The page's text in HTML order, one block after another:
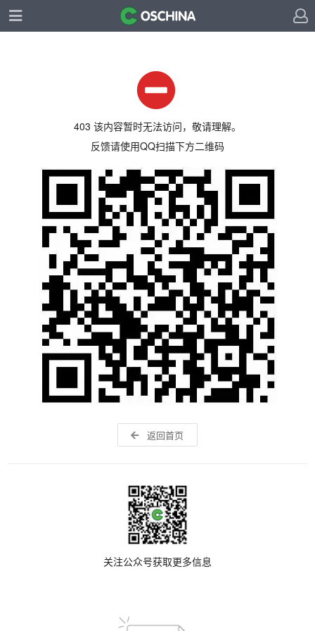
403 该内容暂时无法访问，敬请理解。
反馈请使用QQ扫描下方二维码
返回首页
关注公众号获取更多信息